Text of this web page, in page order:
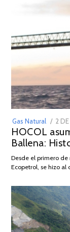
Gas Natural
ON
2
HOCOL
Ballena:
Desde el primero
Ecopetrol, se hizo al